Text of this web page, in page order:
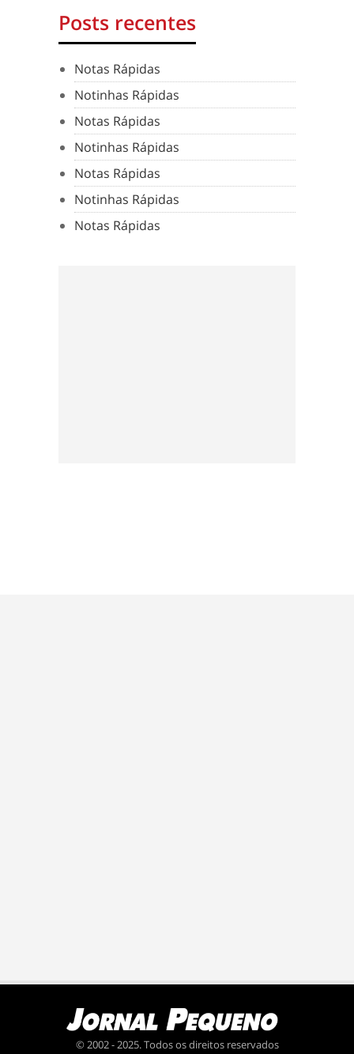
Posts recentes
Notas Rápidas
Notinhas Rápidas
Notas Rápidas
Notinhas Rápidas
Notas Rápidas
Notinhas Rápidas
Notas Rápidas
© 2002 - 2025. Todos os direitos reservados